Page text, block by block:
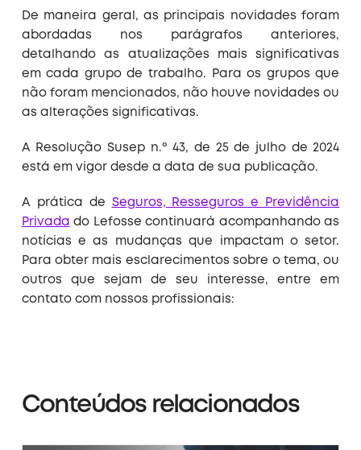
De maneira geral, as principais novidades foram
abordadas nos parágrafos anteriores,
detalhando as atualizações mais significativas
em cada grupo de trabalho. Para os grupos que
não foram mencionados, não houve novidades ou
as alterações significativas.
A Resolução Susep n.º 43, de 25 de julho de 2024
está em vigor desde a data de sua publicação.
A prática de Seguros, Resseguros e Previdência
Privada do Lefosse continuará acompanhando as
notícias e as mudanças que impactam o setor.
Para obter mais esclarecimentos sobre o tema, ou
outros que sejam de seu interesse, entre em
contato com nossos profissionais:
Conteúdos relacionados